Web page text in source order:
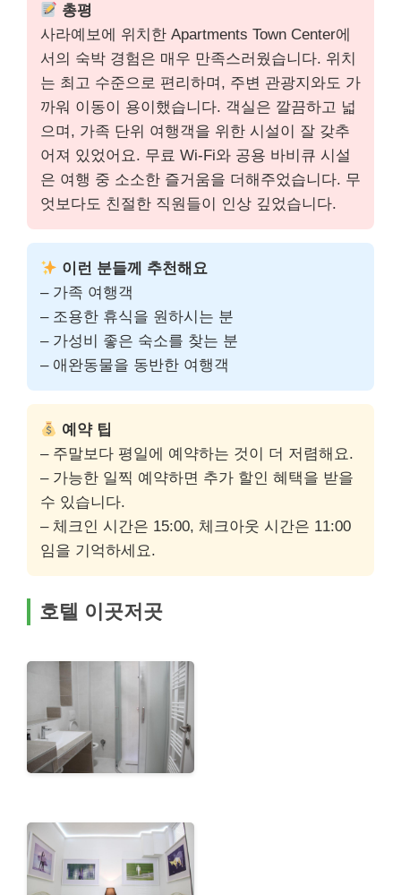
총평
사라예보에 위치한 Apartments Town Center에
서의 숙박 경험은 매우 만족스러웠습니다. 위치
는 최고 수준으로 편리하며, 주변 관광지와도 가
까워 이동이 용이했습니다. 객실은 깔끔하고 넓
으며, 가족 단위 여행객을 위한 시설이 잘 갖추
어져 있었어요. 무료 Wi-Fi와 공용 바비큐 시설
은 여행 중 소소한 즐거움을 더해주었습니다. 무
엇보다도 친절한 직원들이 인상 깊었습니다.
이런 분들께 추천해요
– 가족 여행객
– 조용한 휴식을 원하시는 분
– 가성비 좋은 숙소를 찾는 분
– 애완동물을 동반한 여행객
예약 팁
– 주말보다 평일에 예약하는 것이 더 저렴해요.
– 가능한 일찍 예약하면 추가 할인 혜택을 받을
수 있습니다.
– 체크인 시간은 15:00, 체크아웃 시간은 11:00
임을 기억하세요.
호텔 이곳저곳